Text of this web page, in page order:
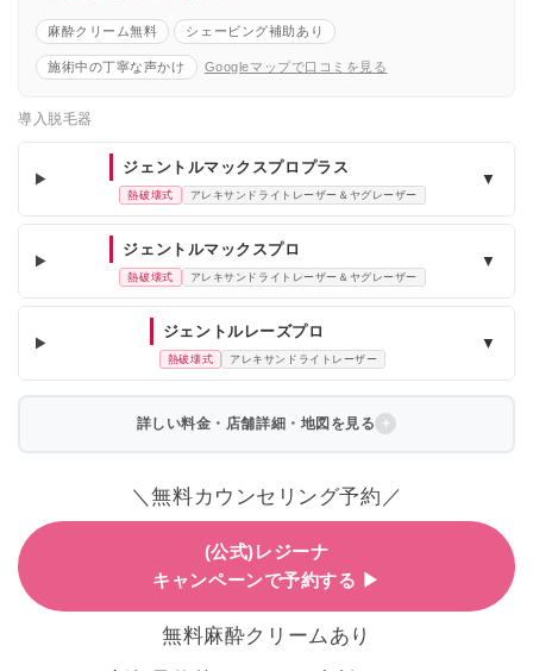
麻酔クリーム無料 シェービング補助あり
施術中の丁寧な声かけ Googleマップで口コミを見る
導入脱毛器
ジェントルマックスプロプラス
熱破壊式 アレキサンドライトレーザー＆ヤグレーザー
▼
ジェントルマックスプロ
熱破壊式 アレキサンドライトレーザー＆ヤグレーザー
▼
ジェントルレーズプロ
熱破壊式 アレキサンドライトレーザー
▼
詳しい料金・店舗詳細・地図を見る
＼無料カウンセリング予約／
(公式)レジーナ
キャンペーンで予約する ▶
無料麻酔クリームあり